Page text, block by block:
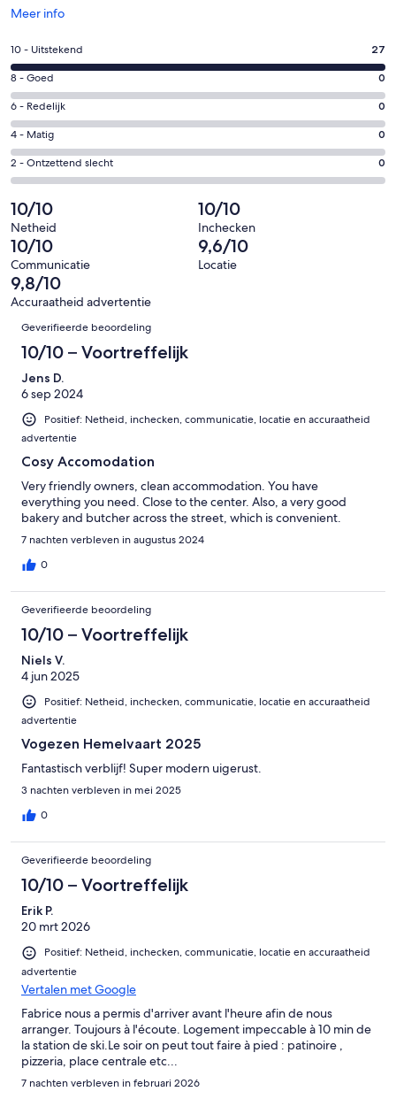
Meer info
Opent
een
nieuw
venster
Gastenscore:
10
-
Uitstekend.
27
van
27
beoordelingen
10 - Uitstekend 27
Gastenscore:
8
-
Goed.
0
van
beoordelingen
8 - Goed 0
Gastenscore:
6
-
Redelijk.
0
van
27
beoordelingen
6 - Redelijk 0
Gastenscore:
4
-
0
van
27
beoordelingen
4 - Matig 0
Gastenscore:
2
-
Ontzettend
slecht.
0
van
27
2 - Ontzettend slecht 0
10/10
Netheid
10/10
Inchecken
10/10
Communicatie
9,6/10
Locatie
9,8/10
Accuraatheid advertentie
Beoordelingen
Geverifieerde beoordeling
10/10 – Voortreffelijk
Jens D.
6 sep 2024
Positief: Netheid, inchecken, communicatie, locatie en accuraatheid
advertentie
Cosy Accomodation
Very friendly owners, clean accommodation. You have
everything you need. Close to the center. Also, a very good
bakery and butcher across the street, which is convenient.
7 nachten verbleven in augustus 2024
0
Geverifieerde beoordeling
10/10 – Voortreffelijk
Niels V.
4 jun 2025
Positief: Netheid, inchecken, communicatie, locatie en accuraatheid
advertentie
Vogezen Hemelvaart 2025
Fantastisch verblijf! Super modern uigerust.
3 nachten verbleven in mei 2025
0
Geverifieerde beoordeling
10/10 – Voortreffelijk
Erik P.
20 mrt 2026
Positief: Netheid, inchecken, communicatie, locatie en accuraatheid
advertentie
Vertalen met Google
Fabrice nous a permis d'arriver avant l'heure afin de nous
arranger. Toujours à l'écoute. Logement impeccable à 10 min de
la station de ski.Le soir on peut tout faire à pied : patinoire ,
pizzeria, place centrale etc...
7 nachten verbleven in februari 2026